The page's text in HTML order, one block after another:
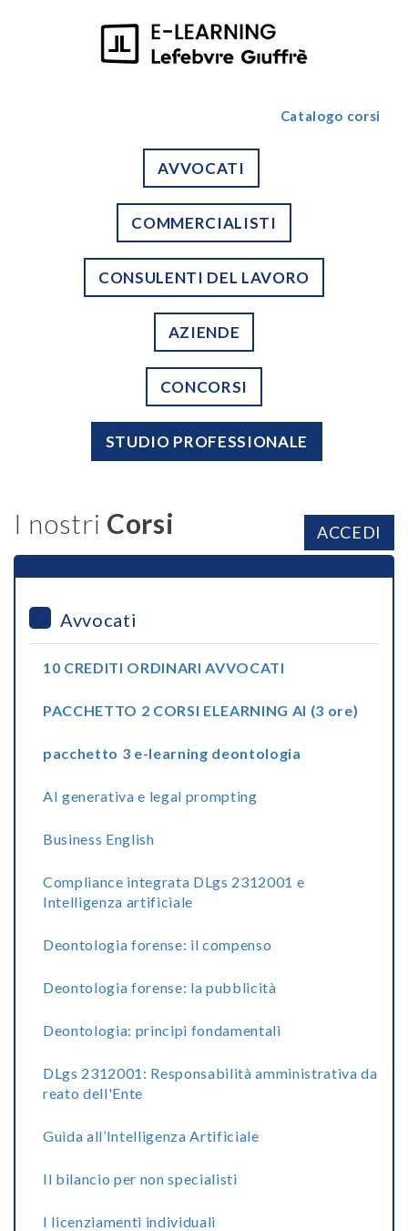
Catalogo corsi
AVVOCATI
COMMERCIALISTI
CONSULENTI DEL LAVORO
AZIENDE
CONCORSI
STUDIO PROFESSIONALE
I nostri Corsi ACCEDI
Avvocati
10 CREDITI ORDINARI AVVOCATI
PACCHETTO 2 CORSI ELEARNING AI (3 ore)
pacchetto 3 e-learning deontologia
AI generativa e legal prompting
Business English
Compliance integrata DLgs 2312001 e
Intelligenza artificiale
Deontologia forense: il compenso
Deontologia forense: la pubblicità
Deontologia: principi fondamentali
DLgs 2312001: Responsabilità amministrativa da
reato dell'Ente
Guida all’Intelligenza Artificiale
Il bilancio per non specialisti
I licenziamenti individuali